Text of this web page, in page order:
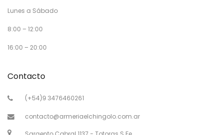
Lunes a Sábado
8:00 – 12:00
16:00 – 20:00
Contacto
(+54)9 3476460261
contacto@armeriaelchingolo.com.ar